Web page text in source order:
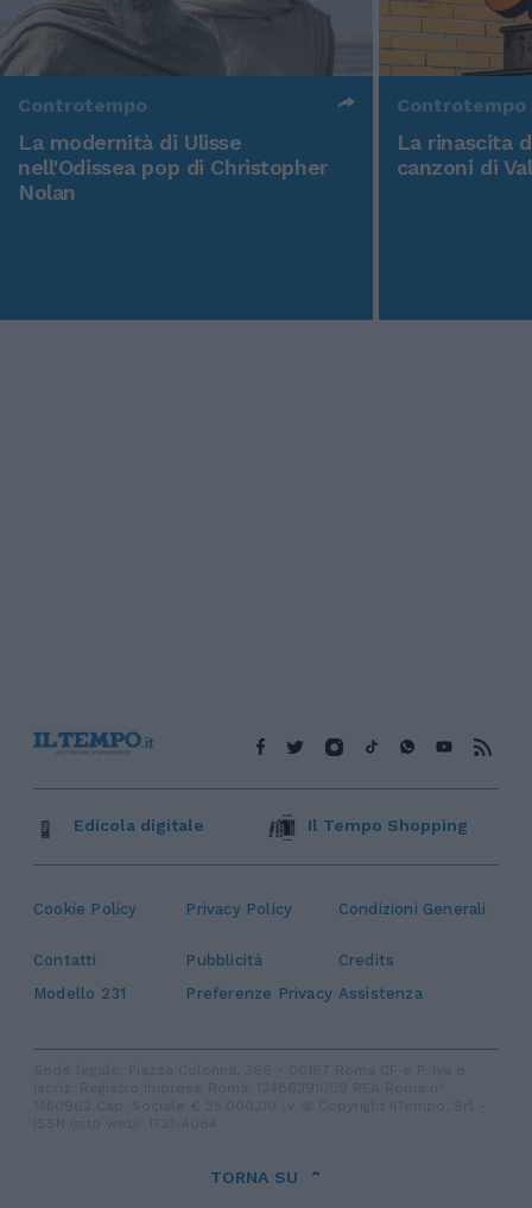
Controtempo
La modernità di Ulisse
nell'Odissea pop di Christopher
Nolan
Controtempo
La rinascita
canzoni di
Cookie Policy Privacy Policy Condizioni Generali
Contatti Pubblicità
Credits
Modello 231
Preferenze Privacy Assistenza
Edicola digitale Il Tempo Shopping
TORNA SU